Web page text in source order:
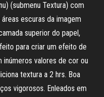
(submenu Textura) com
escuras da imagem
superior do papel,
para criar um efeito de
inúmeros valores de cor ou
textura a 2 hrs. Boa
vigorosos. Enleados em